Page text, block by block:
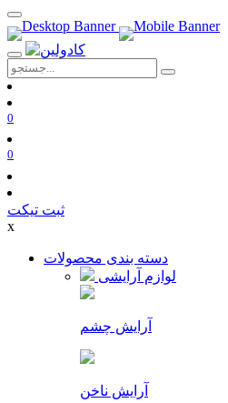
0
0
ثبت تیکت
x
دسته بندی محصولات
لوازم آرایشی
آرایش چشم
آرایش ناخن